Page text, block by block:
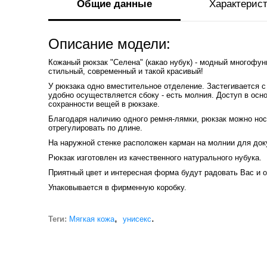
Общие данные
Описание модели:
Кожаный рюкзак "Селена" (какао нубук) - модный
стильный, современный и такой красивый!
У рюкзака одно вместительное отделение.
удобно осуществляется сбоку - есть молния. Доступ в
сохранности вещей в рюкзаке.
Благодаря наличию одного ремня-лямки, рюкзак можно
отрегулировать по длине.
На наружной стенке расположен карман на молнии для
Рюкзак изготовлен из качественного натурального нубука.
Приятный цвет и интересная форма будут радовать Вас и
Упаковывается в фирменную коробку.
Теги: Мягкая кожа, унисекс.